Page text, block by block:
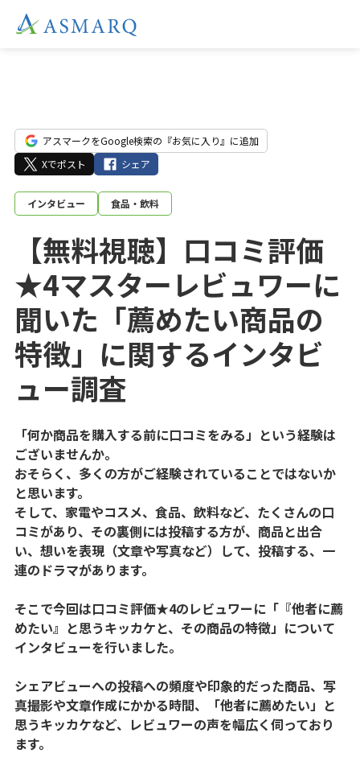
アスマークをGoogle検索の『お気に入り』に追加
Xでポスト
シェア
インタビュー 食品・飲料
【無料視聴】口コミ評価
★4マスターレビュワーに
聞いた「薦めたい商品の
特徴」に関するインタビ
ュー調査
「何か商品を購入する前に口コミをみる」という経験は
ございませんか。
おそらく、多くの方がご経験されていることではないか
と思います。
そして、家電やコスメ、食品、飲料など、たくさんの口
コミがあり、その裏側には投稿する方が、商品と出合
い、想いを表現（文章や写真など）して、投稿する、一
連のドラマがあります。
そこで今回は口コミ評価★4のレビュワーに「『他者に薦
めたい』と思うキッカケと、その商品の特徴」について
インタビューを行いました。
シェアビューへの投稿への頻度や印象的だった商品、写
真撮影や文章作成にかかる時間、「他者に薦めたい」と
思うキッカケなど、レビュワーの声を幅広く伺っており
ます。